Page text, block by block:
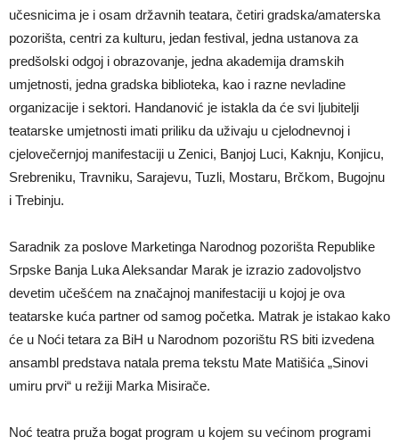
učesnicima je i osam državnih teatara, četiri gradska/amaterska
pozorišta, centri za kulturu, jedan festival, jedna ustanova za
predšolski odgoj i obrazovanje, jedna akademija dramskih
umjetnosti, jedna gradska biblioteka, kao i razne nevladine
organizacije i sektori. Handanović je istakla da će svi ljubitelji
teatarske umjetnosti imati priliku da uživaju u cjelodnevnoj i
cjelovečernjoj manifestaciji u Zenici, Banjoj Luci, Kaknju, Konjicu,
Srebreniku, Travniku, Sarajevu, Tuzli, Mostaru, Brčkom, Bugojnu
i Trebinju.
Saradnik za poslove Marketinga Narodnog pozorišta Republike
Srpske Banja Luka Aleksandar Marak je izrazio zadovoljstvo
devetim učešćem na značajnoj manifestaciji u kojoj je ova
teatarske kuća partner od samog početka. Matrak je istakao kako
će u Noći tetara za BiH u Narodnom pozorištu RS biti izvedena
ansambl predstava natala prema tekstu Mate Matišića „Sinovi
umiru prvi“ u režiji Marka Misirače.
Noć teatra pruža bogat program u kojem su većinom programi